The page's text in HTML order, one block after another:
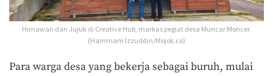
Himawan dan Jujuk di Creative Hub, markas pegiat desa Muncar Moncer.
(Hammam Izzuddin/Mojok.co)
Para warga desa yang bekerja sebagai buruh, mulai